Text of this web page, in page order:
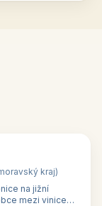
kraj)
na jižní
mezi vinicemi,